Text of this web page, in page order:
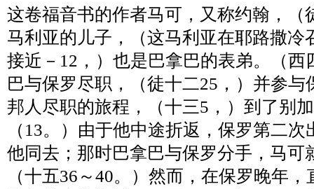
这卷福音书的作者马可，又称约翰，（
马利亚的儿子，（这马利亚在耶路撒冷
接近－ 12 ，）也是巴拿巴的表弟。（西
巴与保罗尽职，（徒十二25 ，）并参
邦人尽职的旅程，（十三5 ，）到了别
（ 13。）由于他中途折返，保罗第二次
他同去；那时巴拿巴与保罗分手，马可
（十五36 ～40。）然而，在保罗晚年，